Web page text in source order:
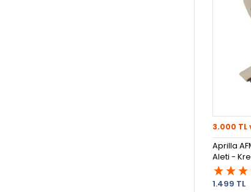
3.000 TL
Aprilla
Aleti -
1.499 TL